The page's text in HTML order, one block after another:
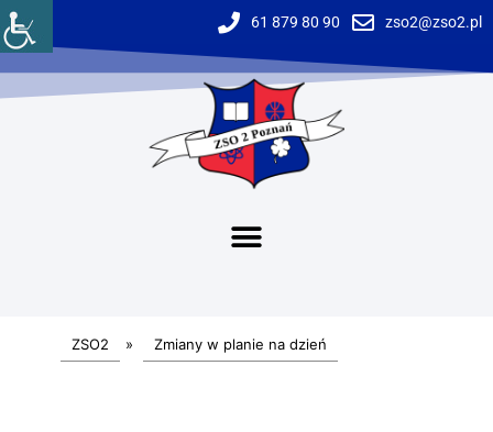
61 879 80 90 zso2@zso2.pl
ZSO2 » Zmiany w planie na dzień